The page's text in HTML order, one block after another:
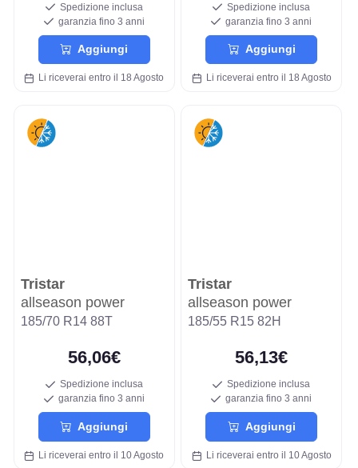
Spedizione inclusa
garanzia fino 3 anni
Aggiungi
Li riceverai entro il 18 Agosto
Spedizione inclusa
garanzia fino 3 anni
Aggiungi
Li riceverai entro il 18 Agosto
Tristar
allseason power
185/70 R14 88T
56,06€
Spedizione inclusa
garanzia fino 3 anni
Aggiungi
Li riceverai entro il 10 Agosto
Tristar
allseason power
185/55 R15 82H
56,13€
Spedizione inclusa
garanzia fino 3 anni
Aggiungi
Li riceverai entro il 10 Agosto